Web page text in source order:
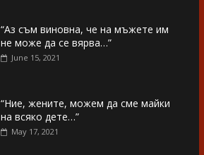
“Аз съм виновна, че на мъжете им
не може да се вярва…”
June 15, 2021
“Ние, жените, можем да сме майки
на всяко дете…”
May 17, 2021